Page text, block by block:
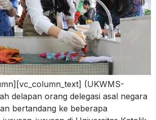
(UKWMS-
delapan orang delegasi asal negara
bertandang ke beberapa